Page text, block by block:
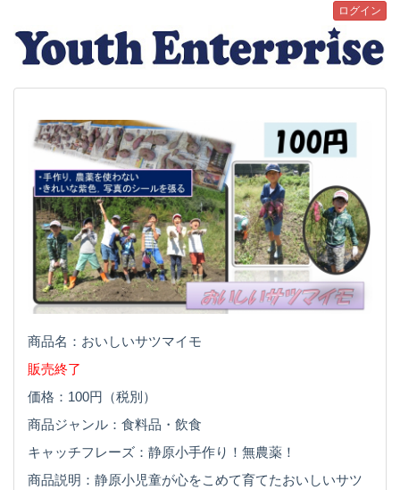
ログイン
商品名：おいしいサツマイモ
販売終了
価格：100円（税別）
商品ジャンル：食料品・飲食
キャッチフレーズ：静原小手作り！無農薬！
商品説明：静原小児童が心をこめて育てたおいしいサツ